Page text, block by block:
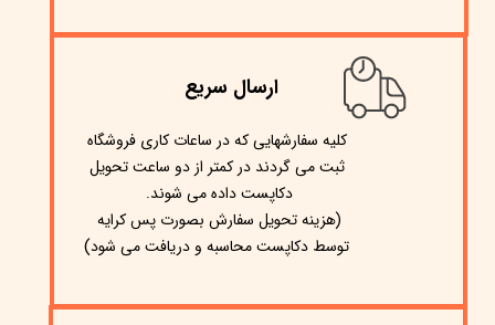
ارسال سریع
​کلیه سفارشهایی که در ساعات کاری فروشگاه
ثبت می گردند در کمتر از دو ساعت تحویل
دکاپست داده می شوند.
(هزینه تحویل سفارش بصورت پس کرایه
توسط دکاپست محاسبه و دریافت می شود)